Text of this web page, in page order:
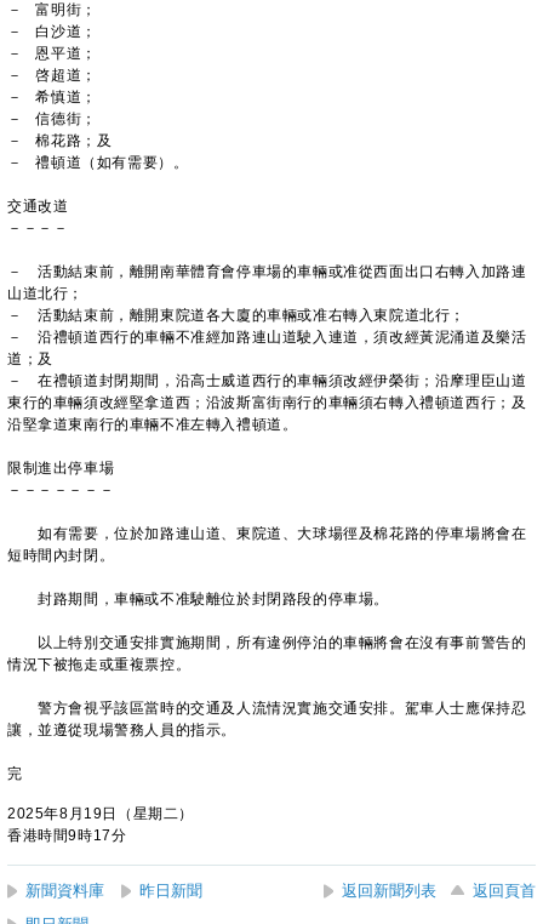
－ 富明街；
－ 白沙道；
－ 恩平道；
－ 啓超道；
－ 希慎道；
－ 信德街；
－ 棉花路；及
－ 禮頓道（如有需要）。
交通改道
－－－－
－ 活動結束前，離開南華體育會停車場的車輛或准從西面出口右轉入加路連
山道北行；
－ 活動結束前，離開東院道各大廈的車輛或准右轉入東院道北行；
－ 沿禮頓道西行的車輛不准經加路連山道駛入連道，須改經黃泥涌道及樂活
道；及
－ 在禮頓道封閉期間，沿高士威道西行的車輛須改經伊榮街；沿摩理臣山道
東行的車輛須改經堅拿道西；沿波斯富街南行的車輛須右轉入禮頓道西行；及
沿堅拿道東南行的車輛不准左轉入禮頓道。
限制進出停車場
－－－－－－－
如有需要，位於加路連山道、東院道、大球場徑及棉花路的停車場將會在
短時間內封閉。
封路期間，車輛或不准駛離位於封閉路段的停車場。
以上特別交通安排實施期間，所有違例停泊的車輛將會在沒有事前警告的
情況下被拖走或重複票控。
警方會視乎該區當時的交通及人流情況實施交通安排。駕車人士應保持忍
讓，並遵從現場警務人員的指示。
完
2025年8月19日（星期二）
香港時間9時17分
新聞資料庫 昨日新聞 返回新聞列表
返回頁首